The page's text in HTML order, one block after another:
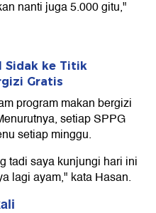
nanti juga 5.000 gitu,"
Sidak ke Titik
Gratis
program makan bergizi
setiap SPPG
setiap minggu.
tadi saya kunjungi hari ini
lagi ayam," kata Hasan.